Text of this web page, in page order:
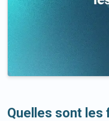
Quelles sont les